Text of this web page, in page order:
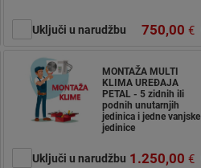
Uključi u narudžbu 750,00 €
MONTAŽA MULTI
KLIMA UREĐAJA
PETAL - 5 zidnih ili
podnih unutarnjih
jedinica i jedne vanjske
jedinice
Uključi u narudžbu 1.250,00 €